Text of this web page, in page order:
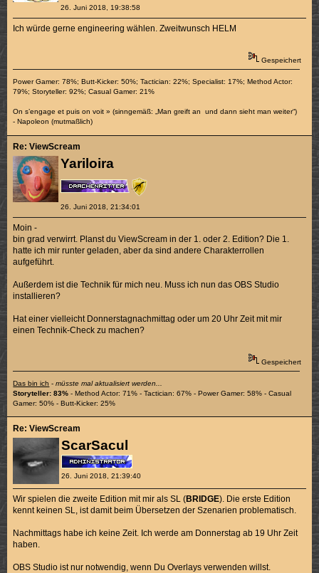
26. Juni 2018, 19:38:58
Ich würde gerne engineering wählen. Zweitwunsch HELM
Gespeichert
Power Gamer: 78%; Butt-Kicker: 50%; Tactician: 22%; Specialist: 17%; Method Actor:
79%; Storyteller: 92%; Casual Gamer: 21%
On s’engage et puis on voit » (sinngemäß: „Man greift an und dann sieht man weiter“)
- Napoleon (mutmaßlich)
Yariloira
26. Juni 2018, 21:34:01
Re: ViewScream
Moin -
bin grad verwirrt. Planst du ViewScream in der 1. oder 2. Edition? Die 1.
hatte ich mir runter geladen, aber da sind andere Charakterrollen
aufgeführt.
Außerdem ist die Technik für mich neu. Muss ich nun das OBS Studio
installieren?
Hat einer vielleicht Donnerstagnachmittag oder um 20 Uhr Zeit mit mir
einen Technik-Check zu machen?
Gespeichert
Das bin ich -müsste mal aktualisiert werden...
Storyteller: 83% - Method Actor: 71% - Tactician: 67% - Power Gamer: 58% - Casual
Gamer: 50% - Butt-Kicker: 25%
ScarSacul
26. Juni 2018, 21:39:40
Re: ViewScream
Wir spielen die zweite Edition mit mir als SL (BRIDGE). Die erste Edition
kennt keinen SL, ist damit beim Übersetzen der Szenarien problematisch.
Nachmittags habe ich keine Zeit. Ich werde am Donnerstag ab 19 Uhr Zeit
haben.
OBS Studio ist nur notwendig, wenn Du Overlays verwenden willst.